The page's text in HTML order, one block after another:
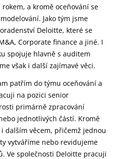
a kromě oceňování se
Jako tým jsme
Deloitte, které se
Corporate finance a jiné. I
spojuje hlavně s auditem
však i další zajímavé věci.
patřím do týmu oceňování a
na pozici senior
primárně zpracování
jednotlivých částí. Kromě
dalším věcem, přičemž jednou
vytváříme nebo revidujeme
Ve společnosti Deloitte pracuji